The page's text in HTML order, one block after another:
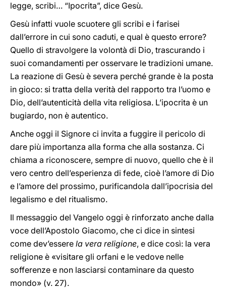
legge, scribi… “Ipocrita”, dice Gesù.
Gesù infatti vuole scuotere gli scribi e i farisei
dall’errore in cui sono caduti, e qual è questo errore?
Quello di stravolgere la volontà di Dio, trascurando i
suoi comandamenti per osservare le tradizioni umane.
La reazione di Gesù è severa perché grande è la posta
in gioco: si tratta della verità del rapporto tra l’uomo e
Dio, dell’autenticità della vita religiosa. L’ipocrita è un
bugiardo, non è autentico.
Anche oggi il Signore ci invita a fuggire il pericolo di
dare più importanza alla forma che alla sostanza. Ci
chiama a riconoscere, sempre di nuovo, quello che è il
vero centro dell’esperienza di fede, cioè l’amore di Dio
e l’amore del prossimo, purificandola dall’ipocrisia del
legalismo e del ritualismo.
Il messaggio del Vangelo oggi è rinforzato anche dalla
voce dell’Apostolo Giacomo, che ci dice in sintesi
come dev’essere la vera religione, e dice così: la vera
religione è «visitare gli orfani e le vedove nelle
sofferenze e non lasciarsi contaminare da questo
mondo» (v. 27).